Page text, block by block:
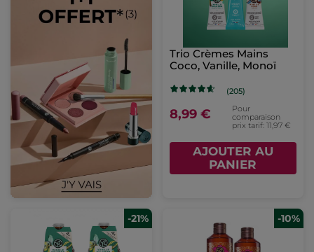
Trio Crèmes Mains
Coco, Vanille, Monoï
(205)
8,99 €
Pour
comparaison
prix tarif: 11,97 €
AJOUTER AU
PANIER
-21% -10%